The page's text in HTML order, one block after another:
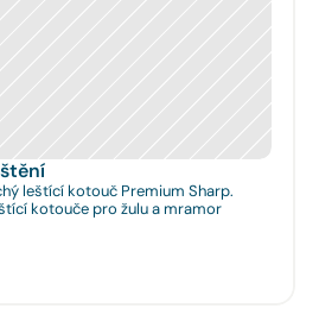
leštící kotouč Premium Sharp.
kotouče pro žulu a mramor